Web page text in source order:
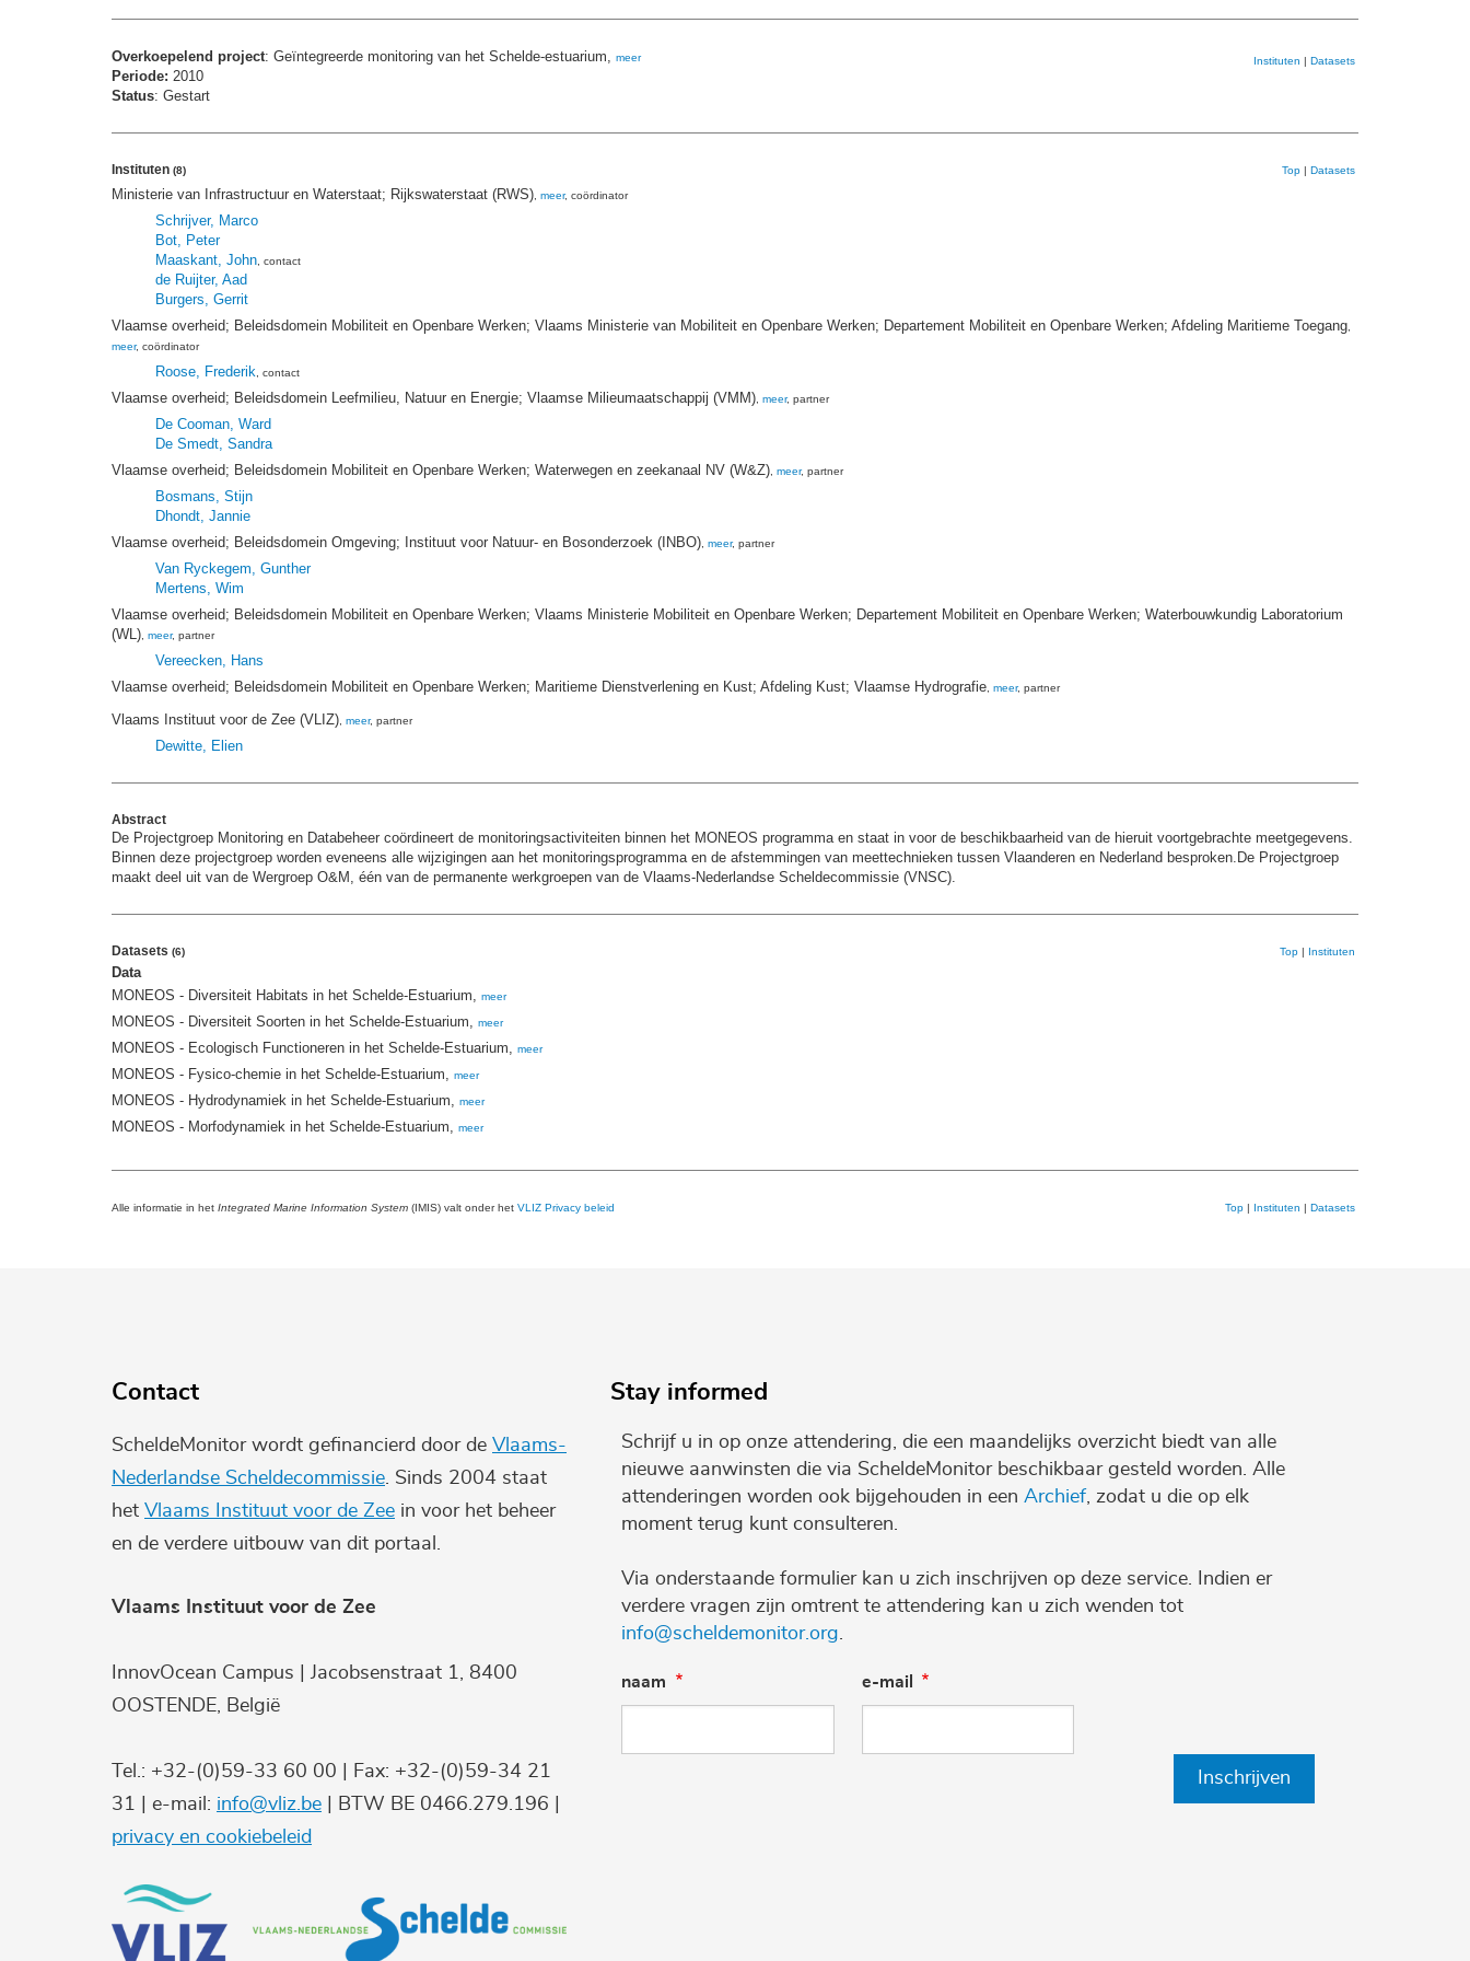
Overkoepelend project: Geïntegreerde monitoring van het Schelde-estuarium, meer
Periode: 2010
Status: Gestart
Instituten | Datasets
Instituten (8) Top | Datasets
Ministerie van Infrastructuur en Waterstaat; Rijkswaterstaat (RWS), meer, coördinator
Schrijver, Marco
Bot, Peter
Maaskant, John, contact
de Ruijter, Aad
Burgers, Gerrit
Vlaamse overheid; Beleidsdomein Mobiliteit en Openbare Werken; Vlaams Ministerie van Mobiliteit en Openbare Werken; Departement Mobiliteit en Openbare Werken; Afdeling Maritieme Toegang,
meer, coördinator
Roose, Frederik, contact
Vlaamse overheid; Beleidsdomein Leefmilieu, Natuur en Energie; Vlaamse Milieumaatschappij (VMM), meer, partner
De Cooman, Ward
De Smedt, Sandra
Vlaamse overheid; Beleidsdomein Mobiliteit en Openbare Werken; Waterwegen en zeekanaal NV (W&Z), meer, partner
Bosmans, Stijn
Dhondt, Jannie
Vlaamse overheid; Beleidsdomein Omgeving; Instituut voor Natuur- en Bosonderzoek (INBO), meer, partner
Van Ryckegem, Gunther
Mertens, Wim
Vlaamse overheid; Beleidsdomein Mobiliteit en Openbare Werken; Vlaams Ministerie Mobiliteit en Openbare Werken; Departement Mobiliteit en Openbare Werken; Waterbouwkundig Laboratorium
(WL), meer, partner
Vereecken, Hans
Vlaamse overheid; Beleidsdomein Mobiliteit en Openbare Werken; Maritieme Dienstverlening en Kust; Afdeling Kust; Vlaamse Hydrografie, meer, partner
Vlaams Instituut voor de Zee (VLIZ), meer, partner
Dewitte, Elien
Abstract
De Projectgroep Monitoring en Databeheer coördineert de monitoringsactiviteiten binnen het MONEOS programma en staat in voor de beschikbaarheid van de hieruit voortgebrachte meetgegevens.
Binnen deze projectgroep worden eveneens alle wijzigingen aan het monitoringsprogramma en de afstemmingen van meettechnieken tussen Vlaanderen en Nederland besproken.De Projectgroep
maakt deel uit van de Wergroep O&M, één van de permanente werkgroepen van de Vlaams-Nederlandse Scheldecommissie (VNSC).
Datasets (6) Top | Instituten
Data
MONEOS - Diversiteit Habitats in het Schelde-Estuarium, meer
MONEOS - Diversiteit Soorten in het Schelde-Estuarium, meer
MONEOS - Ecologisch Functioneren in het Schelde-Estuarium, meer
MONEOS - Fysico-chemie in het Schelde-Estuarium, meer
MONEOS - Hydrodynamiek in het Schelde-Estuarium, meer
MONEOS - Morfodynamiek in het Schelde-Estuarium, meer
Alle informatie in het Integrated Marine Information System (IMIS) valt onder het VLIZ Privacy beleid Top | Instituten | Datasets
Contact
ScheldeMonitor wordt gefinancierd door de Vlaams-
Nederlandse Scheldecommissie . Sinds 2004 staat
het Vlaams Instituut voor de Zee in voor het beheer
en de verdere uitbouw van dit portaal.
Vlaams Instituut voor de Zee
InnovOcean Campus | Jacobsenstraat 1, 8400
OOSTENDE, België
Tel.: +32-(0)59-33 60 00 | Fax: +32-(0)59-34 21
31 | e-mail: info@vliz.be | BTW BE 0466.279.196 |
privacy en cookiebeleid
Stay informed
Schrijf u in op onze attendering, die een maandelijks overzicht biedt van alle
nieuwe aanwinsten die via ScheldeMonitor beschikbaar gesteld worden. Alle
attenderingen worden ook bijgehouden in een Archief , zodat u die op elk
moment terug kunt consulteren.
Via onderstaande formulier kan u zich inschrijven op deze service. Indien er
verdere vragen zijn omtrent te attendering kan u zich wenden tot
info@scheldemonitor.org
naam e-mail
Inschrijven